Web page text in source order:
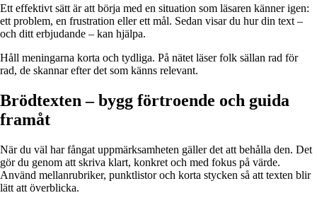
Ett effektivt sätt är att börja med en situation som läsaren känner igen:
ett problem, en frustration eller ett mål. Sedan visar du hur din text –
och ditt erbjudande – kan hjälpa.
Håll meningarna korta och tydliga. På nätet läser folk sällan rad för
rad, de skannar efter det som känns relevant.
Brödtexten – bygg förtroende och guida
framåt
När du väl har fångat uppmärksamheten gäller det att behålla den. Det
gör du genom att skriva klart, konkret och med fokus på värde.
Använd mellanrubriker, punktlistor och korta stycken så att texten blir
lätt att överblicka.